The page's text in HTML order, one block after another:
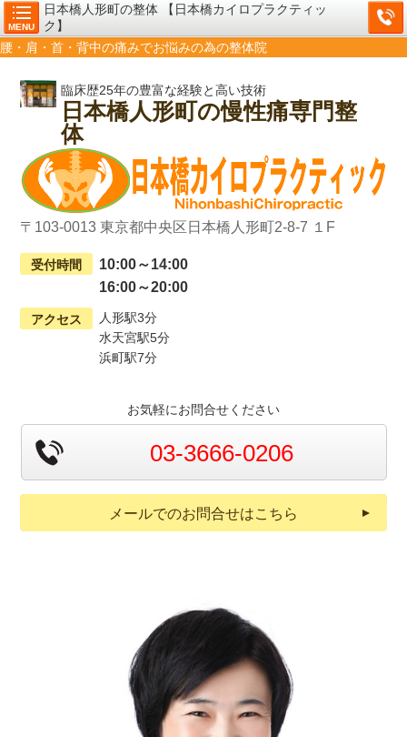
MENU
日本橋人形町の整体 【日本橋カイロプラクティッ
ク】
腰・肩・首・背中の痛みでお悩みの為の整体院
臨床歴25年の豊富な経験と高い技術
日本橋人形町の慢性痛専門整
体
〒103-0013 東京都中央区日本橋人形町2-8-7 １F
受付時間
10:00～14:00
16:00～20:00
アクセス
人形駅3分
水天宮駅5分
浜町駅7分
お気軽にお問合せください
03-3666-0206
メールでのお問合せはこちら